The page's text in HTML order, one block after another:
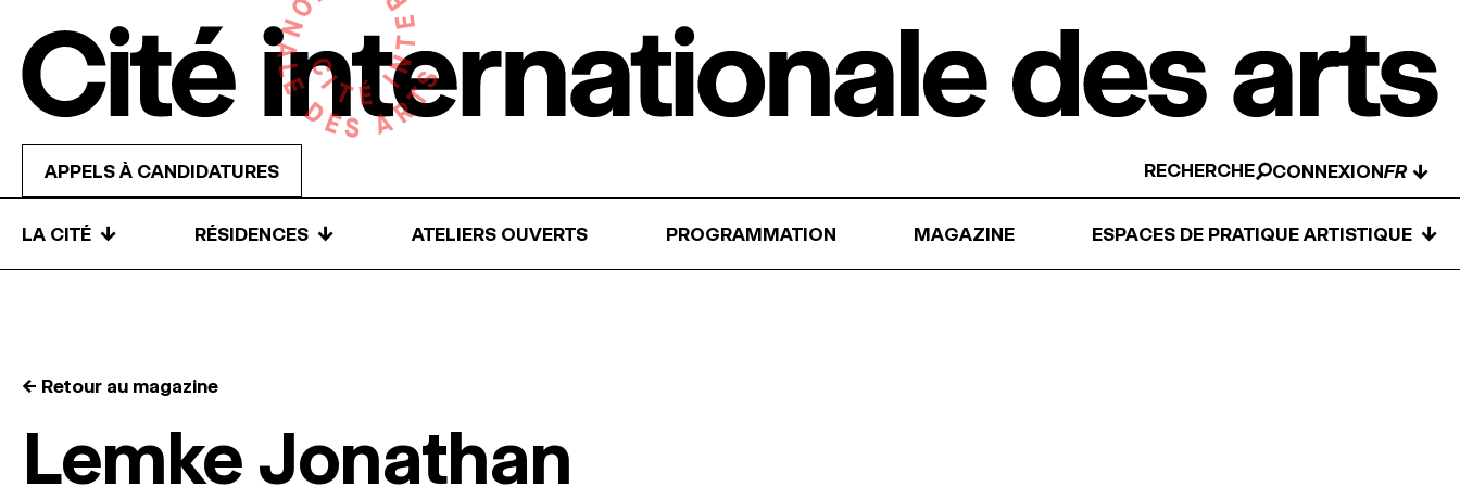
APPELS À CANDIDATURES RECHERCHE CONNEXION ↓
LA CITÉ ↓ RÉSIDENCES ↓ ATELIERS OUVERTS PROGRAMMATION MAGAZINE ESPACES DE PRATIQUE ARTISTIQUE ↓
← Retour au magazine
Lemke Jonathan